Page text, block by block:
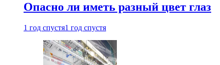
Опасно ли иметь разный цвет глаз
1 год спустя1 год спустя